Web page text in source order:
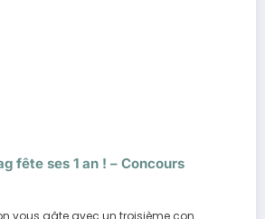
fête ses 1 an ! – Concours
vous gâte avec un troisième con